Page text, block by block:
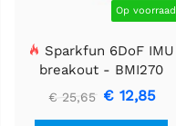
Op voorraad
Sparkfun 6DoF IMU
breakout - BMI270
(Qwiic)
€ 25,65 € 12,85